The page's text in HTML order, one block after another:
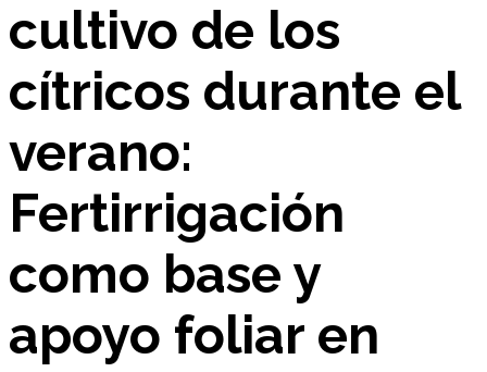
cultivo de los
cítricos durante el
verano:
Fertirrigación
como base y
apoyo foliar en